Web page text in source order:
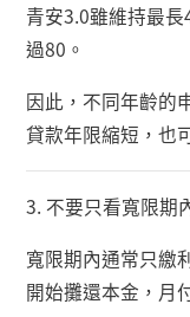
青安3.0雖維持最長
過80 。
因此，不同年齡的
貸款年限縮短，也
3. 不要只看寬限期
寬限期內通常只繳
開始攤還本金，月